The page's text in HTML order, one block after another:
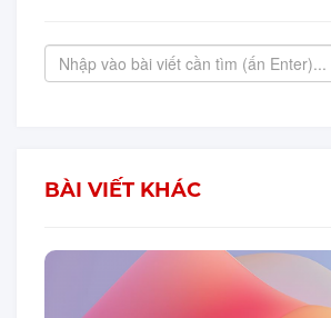
BÀI VIẾT KHÁC